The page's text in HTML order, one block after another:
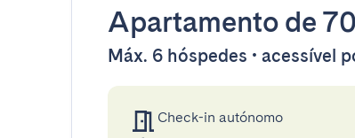
Apartamento de
Máx. 6 hóspedes • acessível
Check-in autónomo